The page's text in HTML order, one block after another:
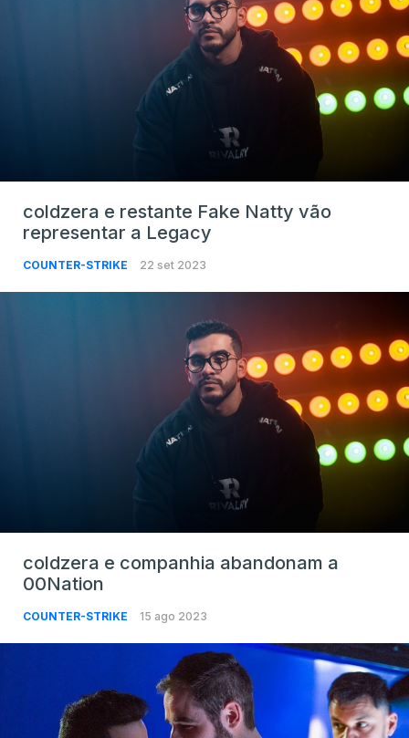
coldzera e restante Fake Natty vão
representar a Legacy
COUNTER-STRIKE 22 set 2023
coldzera e companhia abandonam a
00Nation
COUNTER-STRIKE 15 ago 2023